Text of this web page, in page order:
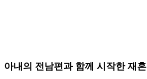
아내의 전남편과 함께 시작한 재혼